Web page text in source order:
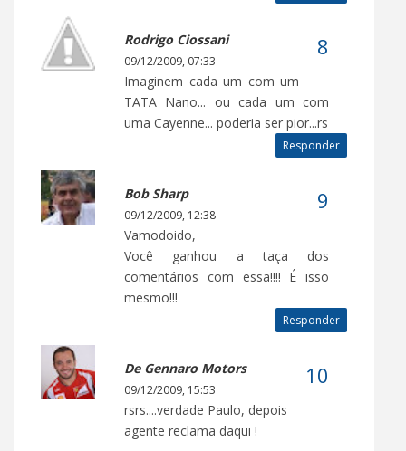
Rodrigo Ciossani
09/12/2009, 07:33
Imaginem cada um com um
TATA Nano... ou cada um com
uma Cayenne... poderia ser pior...rs
Responder
Bob Sharp
09/12/2009, 12:38
Vamodoido,
Você ganhou a taça dos
comentários com essa!!!! É isso
mesmo!!!
Responder
De Gennaro Motors
09/12/2009, 15:53
rsrs....verdade Paulo, depois
agente reclama daqui !